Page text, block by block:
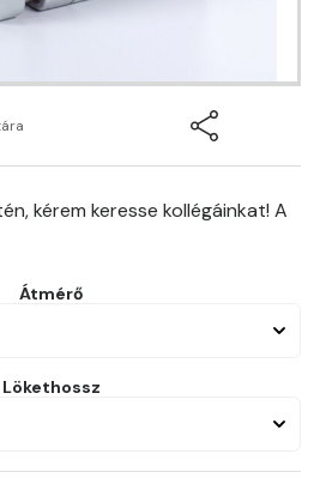
kérem keresse kollégáinkat! A
Átmérő
Lökethossz